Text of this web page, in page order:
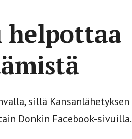
helpottaa
sillä
Donkin Facebook-sivuilla.